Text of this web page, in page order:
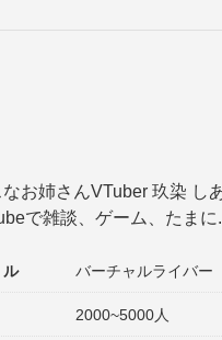
お姉さんVTuber 玖染 し
で雑談、ゲーム、たまに
バーチャルライバー
2000~5000人